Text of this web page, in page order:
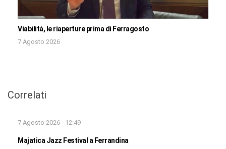
Viabilità, le riaperture prima di Ferragosto
7 Agosto 2026
Correlati
7 Agosto 2026 - 12:49
Majatica Jazz Festival a Ferrandina